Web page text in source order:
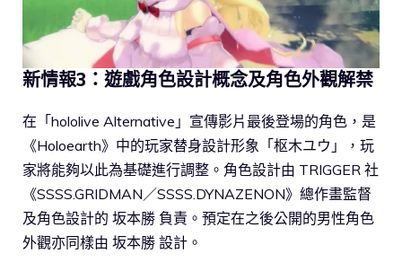
新情報3：遊戲角色設計概念及角色外觀解禁
在「hololive Alternative」宣傳影片最後登場的角色，是
《Holoearth》中的玩家替身設計形象「枢木ユウ」，玩
家將能夠以此為基礎進行調整。角色設計由 TRIGGER 社
《SSSS.GRIDMAN／SSSS.DYNAZENON》總作畫監督
及角色設計的 坂本勝 負責。預定在之後公開的男性角色
外觀亦同樣由 坂本勝 設計。